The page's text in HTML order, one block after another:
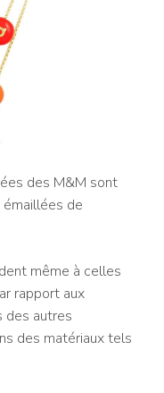
des M&M sont
de
même à celles
rapport aux
des autres
des matériaux tels